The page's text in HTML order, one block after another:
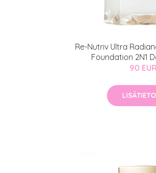
Re-Nutriv Ultra
Foundation 2N1
90